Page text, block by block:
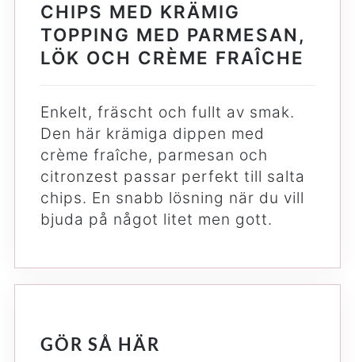
CHIPS MED KRÄMIG
TOPPING MED PARMESAN,
LÖK OCH CRÈME FRAÎCHE
Enkelt, fräscht och fullt av smak.
Den här krämiga dippen med
crème fraîche, parmesan och
citronzest passar perfekt till salta
chips. En snabb lösning när du vill
bjuda på något litet men gott.
GÖR SÅ HÄR